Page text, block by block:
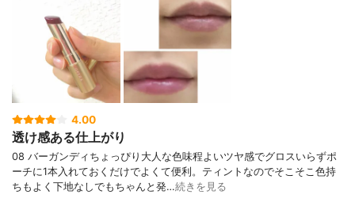
4.00
透け感ある仕上がり
08 バーガンディちょっぴり大人な色味程よいツヤ感でグロスいらずポ
ーチに1本入れておくだけでよくて便利。ティントなのでそこそこ色持
ちもよく下地なしでもちゃんと発…続きを見る